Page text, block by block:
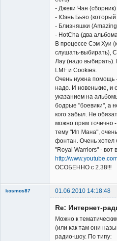
- Джеки Чан (сборник)
- Юэнь Бьяо
- Близняшки
- HotCha (два
В процессе Сэм Хуи
слушать-выбирать),
Лау (надо выбирать).
LMF и Cookies.
Очень нужна помощь -
надо. И новенькие, и
указанием на
бодрые "боевики", а
кого забыл. Не
можно прям точечно
тему "Ип Мана",
фонтан. Очень хотел
"Royal Warriors" - вот
http://
ОСОБЕННО с 2.38!!!
kosmos87 01.06.2010 14:18:48
Re: Интернет-
Можно к
(или как там они
радио-шоу. По типу: